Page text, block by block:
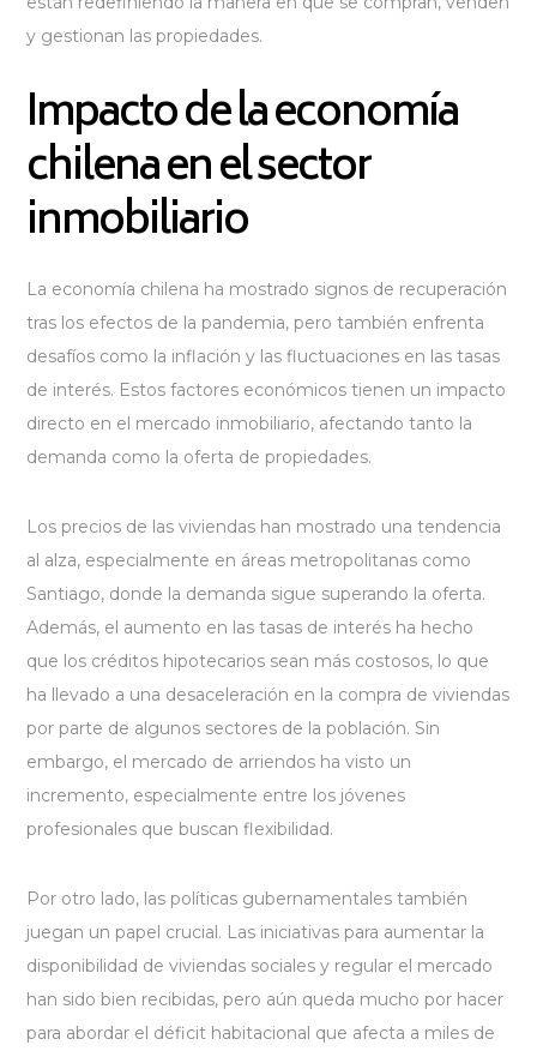
y gestionan las propiedades.
Impacto de la economía
chilena en el sector
inmobiliario
La economía chilena ha mostrado signos de recuperación
tras los efectos de la pandemia, pero también enfrenta
desafíos como la inflación y las fluctuaciones en las tasas
de interés. Estos factores económicos tienen un impacto
directo en el mercado inmobiliario, afectando tanto la
demanda como la oferta de propiedades.
Los precios de las viviendas han mostrado una tendencia
al alza, especialmente en áreas metropolitanas como
Santiago, donde la demanda sigue superando la oferta.
Además, el aumento en las tasas de interés ha hecho
que los créditos hipotecarios sean más costosos, lo que
ha llevado a una desaceleración en la compra de viviendas
por parte de algunos sectores de la población. Sin
embargo, el mercado de arriendos ha visto un
incremento, especialmente entre los jóvenes
profesionales que buscan flexibilidad.
Por otro lado, las políticas gubernamentales también
juegan un papel crucial. Las iniciativas para aumentar la
disponibilidad de viviendas sociales y regular el mercado
han sido bien recibidas, pero aún queda mucho por hacer
para abordar el déficit habitacional que afecta a miles de